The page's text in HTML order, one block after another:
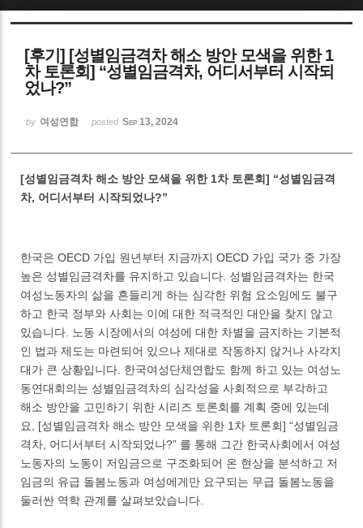
[후기] [성별임금격차 해소 방안 모색을 위한 1
차 토론회] “성별임금격차, 어디서부터 시작되
었나?”
by 여성연합 posted Sep 13, 2024
[성별임금격차 해소 방안 모색을 위한 1차 토론회] “성별임금격
차, 어디서부터 시작되었나?”
한국은 OECD 가입 원년부터 지금까지 OECD 가입 국가 중 가장
높은 성별임금격차를 유지하고 있습니다. 성별임금격차는 한국
여성노동자의 삶을 흔들리게 하는 심각한 위험 요소임에도 불구
하고 한국 정부와 사회는 이에 대한 적극적인 대안을 찾지 않고
있습니다. 노동 시장에서의 여성에 대한 차별을 금지하는 기본적
인 법과 제도는 마련되어 있으나 제대로 작동하지 않거나 사각지
대가 큰 상황입니다. 한국여성단체연합도 함께 하고 있는 여성노
동연대회의는 성별임금격차의 심각성을 사회적으로 부각하고
해소 방안을 고민하기 위한 시리즈 토론회를 계획 중에 있는데
요, [성별임금격차 해소 방안 모색을 위한 1차 토론회] “성별임금
격차, 어디서부터 시작되었나?” 를 통해 그간 한국사회에서 여성
노동자의 노동이 저임금으로 구조화되어 온 현상을 분석하고 저
임금의 유급 돌봄노동과 여성에게만 요구되는 무급 돌봄노동을
둘러싼 역학 관계를 살펴보았습니다.
Sketchbook5, 스케치북5
Sketchbook5, 스케치북5